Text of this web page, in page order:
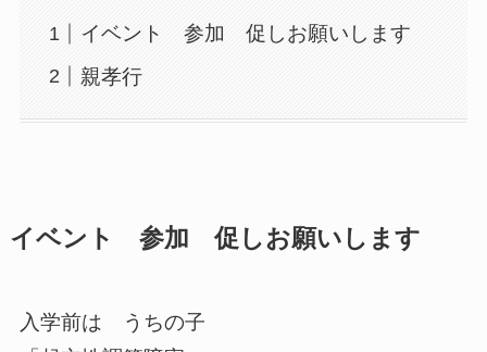
イベント 参加 促しお願いします
親孝行
イベント 参加 促しお願いします
入学前は うちの子